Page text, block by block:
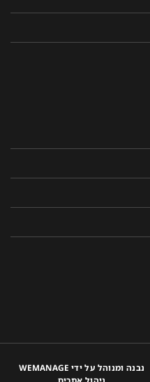
נבנה ומנוהל על ידי WEMANAGE
ניהול אתרים